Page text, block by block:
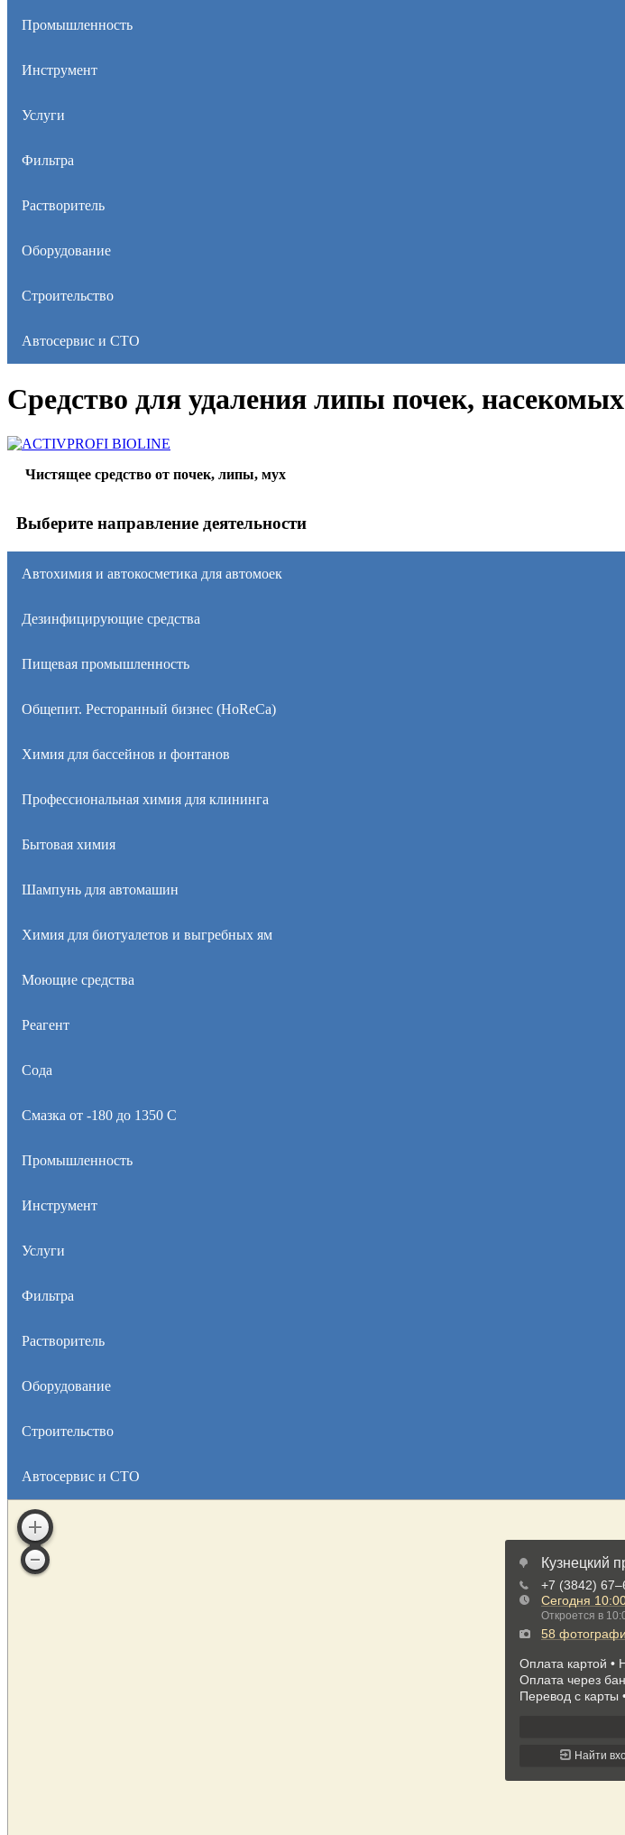
Промышленность
Инструмент
Услуги
Фильтра
Растворитель
Оборудование
Строительство
Автосервис и СТО
Средство для удаления липы почек, насекомых
ACTIVPROFI BIOLINE
Чистящее средство от почек, липы, мух
Выберите направление деятельности
Автохимия и автокосметика для автомоек
Дезинфицирующие средства
Пищевая промышленность
Общепит. Ресторанный бизнес (HoReCa)
Химия для бассейнов и фонтанов
Профессиональная химия для клининга
Бытовая химия
Шампунь для автомашин
Химия для биотуалетов и выгребных ям
Моющие средства
Реагент
Сода
Смазка от -180 до 1350 С
Промышленность
Инструмент
Услуги
Фильтра
Растворитель
Оборудование
Строительство
Автосервис и СТО